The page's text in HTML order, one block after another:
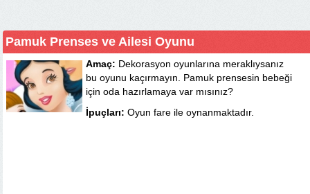
Pamuk Prenses ve Ailesi Oyunu
Amaç: Dekorasyon oyunlarına meraklıysanız
bu oyunu kaçırmayın. Pamuk prensesin bebeği
için oda hazırlamaya var mısınız?
İpuçları: Oyun fare ile oynanmaktadır.